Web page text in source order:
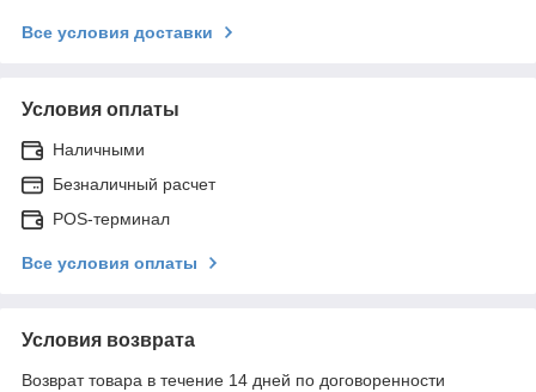
Все условия доставки
Условия оплаты
Наличными
Безналичный расчет
POS-терминал
Все условия оплаты
Условия возврата
Возврат товара в течение 14 дней по договоренности